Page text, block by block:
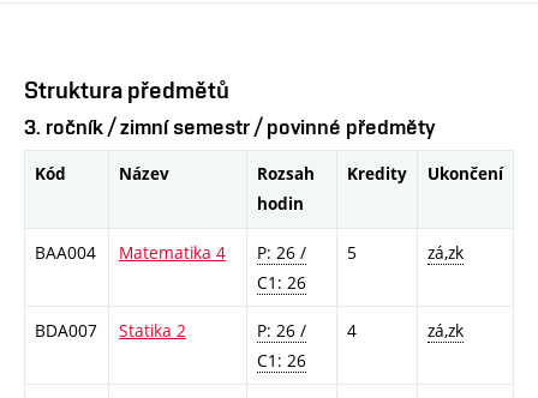
Struktura předmětů
3. ročník / zimní semestr / povinné předměty
Kód Název
Rozsah
hodin
Kredity Ukončení
BAA004 Matematika 4
P: 26 /
C1: 26
5 zá,zk
BDA007 Statika 2
P: 26 /
C1: 26
4 zá,zk